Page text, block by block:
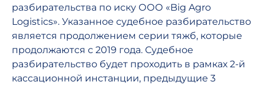
разбирательства по иску ООО «Big Agro
Logistics». Указанное судебное разбирательство
является продолжением серии тяжб, которые
продолжаются с 2019 года. Судебное
разбирательство будет проходить в рамках 2-й
кассационной инстанции, предыдущие 3